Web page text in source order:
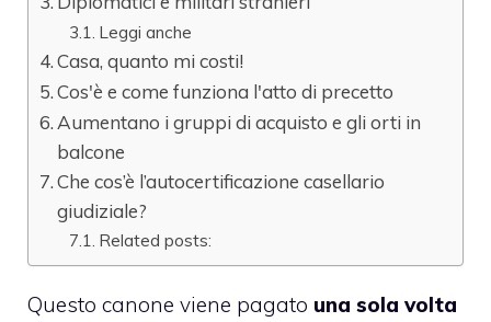
Leggi anche
Casa, quanto mi costi!
Cos'è e come funziona l'atto di precetto
Aumentano i gruppi di acquisto e gli orti in
balcone
Che cos’è l’autocertificazione casellario
giudiziale?
Related posts:
Questo canone viene pagato una sola volta